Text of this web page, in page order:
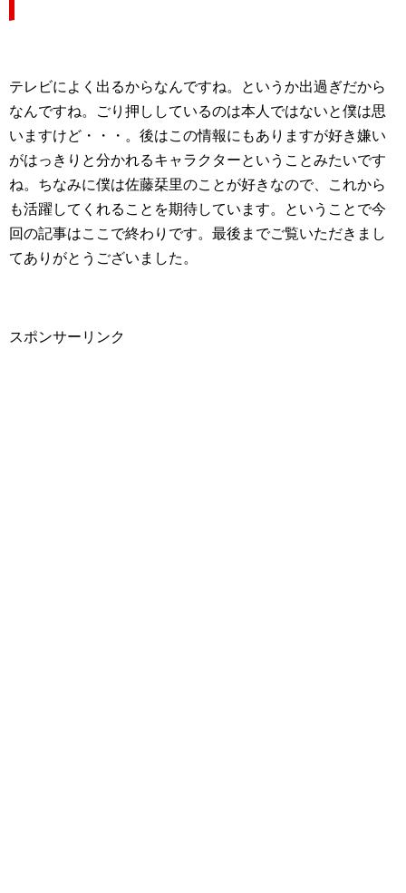
テレビによく出るからなんですね。というか出過ぎだから
なんですね。ごり押ししているのは本人ではないと僕は思
いますけど・・・。後はこの情報にもありますが好き嫌い
がはっきりと分かれるキャラクターということみたいです
ね。ちなみに僕は佐藤栞里のことが好きなので、これから
も活躍してくれることを期待しています。ということで今
回の記事はここで終わりです。最後までご覧いただきまし
てありがとうございました。
スポンサーリンク